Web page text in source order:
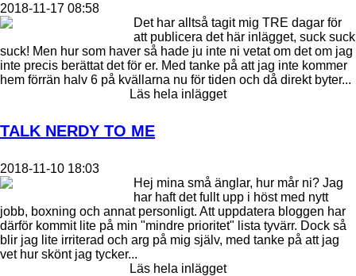
2018-11-17 08:58
Det har alltså tagit mig TRE dagar för
att publicera det här inlägget, suck suck
suck! Men hur som haver så hade ju inte ni vetat om det om jag
inte precis berättat det för er. Med tanke på att jag inte kommer
hem förrän halv 6 på kvällarna nu för tiden och då direkt byter...
Läs hela inlägget
TALK NERDY TO ME
2018-11-10 18:03
Hej mina små änglar, hur mår ni? Jag
har haft det fullt upp i höst med nytt
jobb, boxning och annat personligt. Att uppdatera bloggen har
därför kommit lite på min "mindre prioritet" lista tyvärr. Dock så
blir jag lite irriterad och arg på mig själv, med tanke på att jag
vet hur skönt jag tycker...
Läs hela inlägget